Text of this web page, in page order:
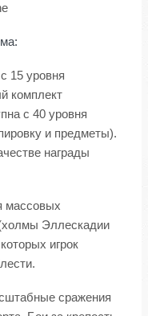
15 уровня
комплект
с 40 уровня
и предметы).
награды
массовых
Эллескадии
игрок
сражения